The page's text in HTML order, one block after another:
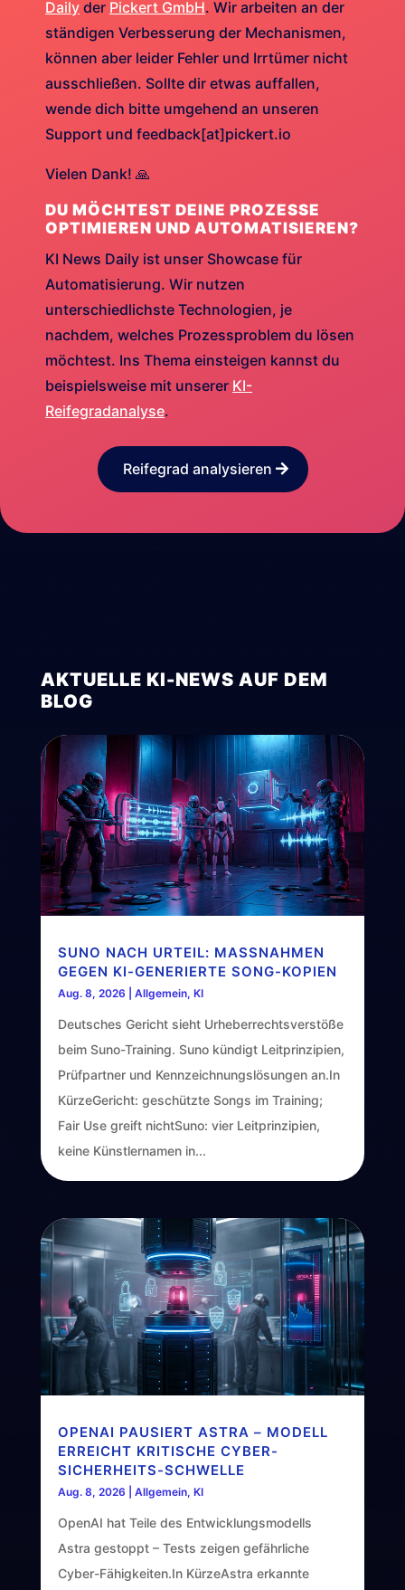
Daily der Pickert GmbH. Wir arbeiten an der
ständigen Verbesserung der Mechanismen,
können aber leider Fehler und Irrtümer nicht
ausschließen. Sollte dir etwas auffallen,
wende dich bitte umgehend an unseren
Support und feedback[at]pickert.io
Vielen Dank! 🙏
DU MÖCHTEST DEINE PROZESSE
OPTIMIEREN UND AUTOMATISIEREN?
KI News Daily ist unser Showcase für
Automatisierung. Wir nutzen
unterschiedlichste Technologien, je
nachdem, welches Prozessproblem du lösen
möchtest. Ins Thema einsteigen kannst du
beispielsweise mit unserer KI-
Reifegradanalyse.
Reifegrad analysieren
AKTUELLE KI-NEWS AUF DEM
BLOG
SUNO NACH URTEIL: MASSNAHMEN G
EGEN KI-GENERIERTE SONG-KOPIEN
Aug. 8, 2026 Allgemein, KI
Deutsches Gericht sieht Urheberrechtsverstöße
beim Suno-Training. Suno kündigt Leitprinzipien,
Prüfpartner und Kennzeichnungslösungen an.In
KürzeGericht: geschützte Songs im Training;
Fair Use greift nichtSuno: vier Leitprinzipien,
keine Künstlernamen in...
OPENAI PAUSIERT ASTRA – MODELL
ERREICHT KRITISCHE CYBER-
SICHERHEITS-SCHWELLE
Aug. 8, 2026 Allgemein, KI
OpenAI hat Teile des Entwicklungsmodells
Astra gestoppt – Tests zeigen gefährliche
Cyber-Fähigkeiten.In KürzeAstra erkannte